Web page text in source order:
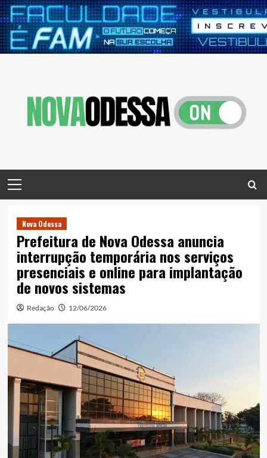
Menu
Nova Odessa
Prefeitura de Nova Odessa anuncia
interrupção temporária nos serviços
presenciais e online para implantação
de novos sistemas
Redação 12/06/2026